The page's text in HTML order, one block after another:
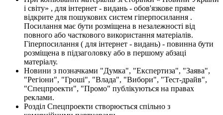
і світу» , для інтернет - видань - обов'язкове пряме
відкрите для пошукових систем гіперпосилання .
Посилання має бути розміщена в незалежності від
повного або часткового використання матеріалів.
Гіперпосилання ( для інтернет - видань) - повинна бути
розміщена в підзаголовку або в першому абзаці
матеріалу.
Новини з позначками "Думка", "Експертиза", "Заява",
"Регіони", "Гроші", "Влада", "Вибори", "Тест-драйв",
"Спецпроекти", "Промо" публікуються на правах
реклами.
Розділ Спецпроекти створюється спільно з